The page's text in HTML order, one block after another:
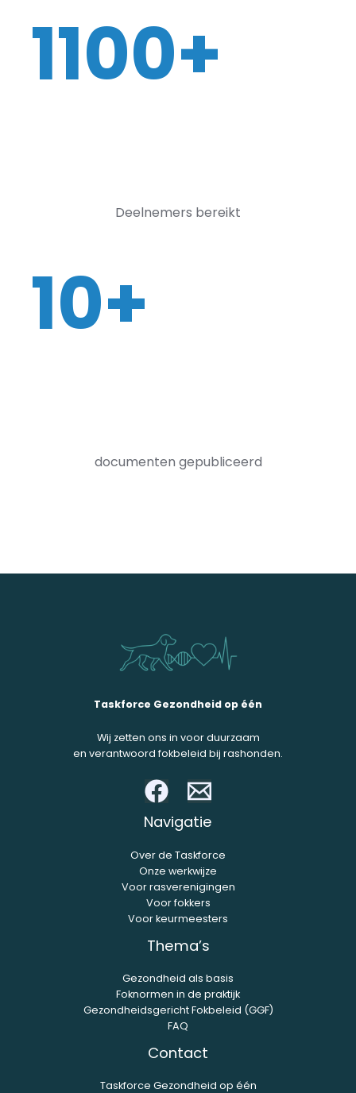
1100+
Deelnemers bereikt
10+
documenten gepubliceerd
Taskforce Gezondheid op één
Wij zetten ons in voor duurzaam
en verantwoord fokbeleid bij rashonden.
Navigatie
Over de Taskforce
Onze werkwijze
Voor rasverenigingen
Voor fokkers
Voor keurmeesters
Thema’s
Gezondheid als basis
Foknormen in de praktijk
Gezondheidsgericht Fokbeleid (GGF)
FAQ
Contact
Taskforce Gezondheid op één